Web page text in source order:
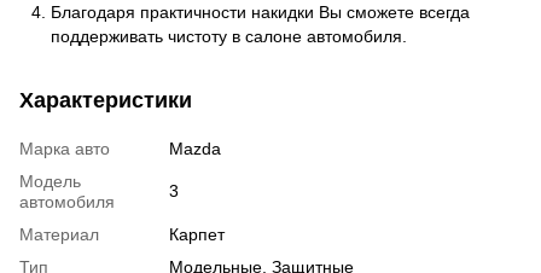
Благодаря практичности накидки Вы сможете всегда
поддерживать чистоту в салоне автомобиля.
Характеристики
Марка авто
Mazda
Модель
автомобиля
3
Материал
Карпет
Тип
Модельные, Защитные